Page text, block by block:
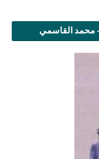
- محمد القاسمي